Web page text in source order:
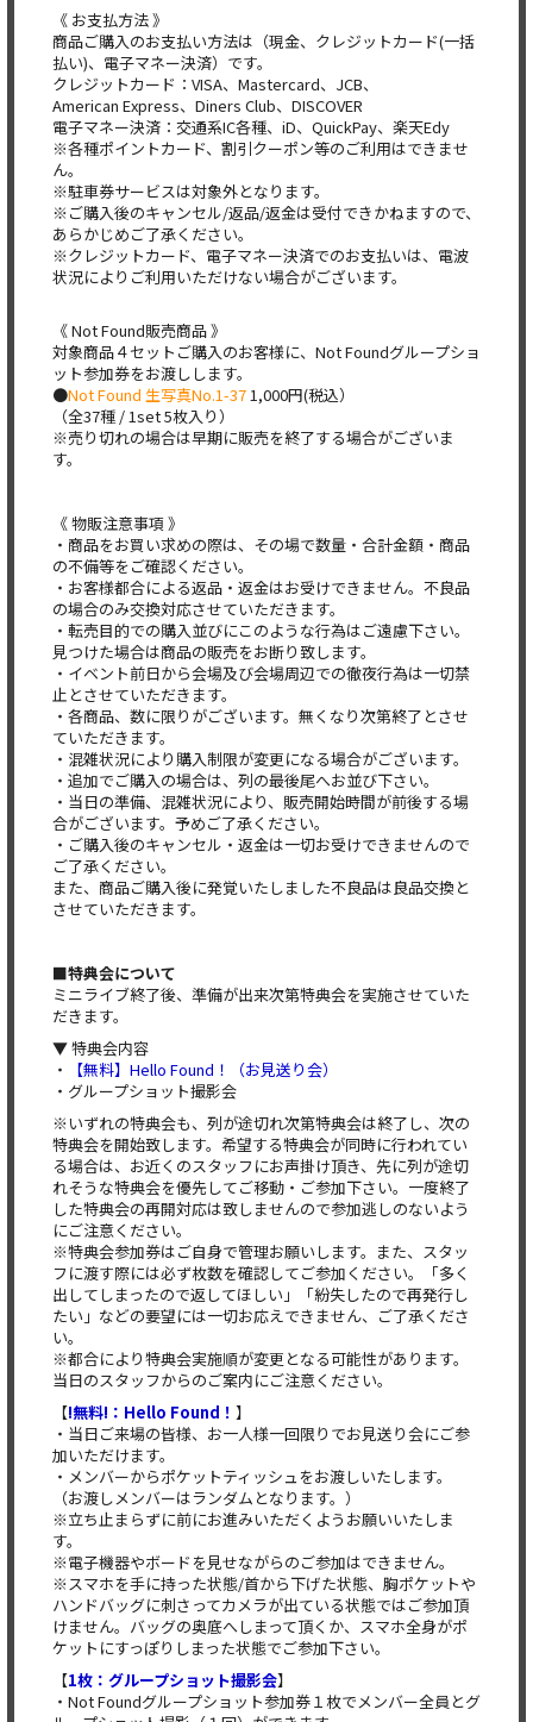
《 お支払方法 》
商品ご購入のお支払い方法は（現金、クレジットカード(一括
払い)、電子マネー決済）です。
クレジットカード：VISA、Mastercard、JCB、
American Express、Diners Club、DISCOVER
電子マネー決済：交通系IC各種、iD、QuickPay、楽天Edy
※各種ポイントカード、割引クーポン等のご利用はできませ
ん。
※駐車券サービスは対象外となります。
※ご購入後のキャンセル/返品/返金は受付できかねますので、
あらかじめご了承ください。
※クレジットカード、電子マネー決済でのお支払いは、電波
状況によりご利用いただけない場合がございます。
《 Not Found販売商品 》
対象商品４セットご購入のお客様に、Not Foundグループショ
ット参加券をお渡しします。
●Not Found 生写真No.1-371,000円(税込）
（全37種 / 1set 5枚入り）
※売り切れの場合は早期に販売を終了する場合がございま
す。
《 物販注意事項 》
・商品をお買い求めの際は、その場で数量・合計金額・商品
の不備等をご確認ください。
・お客様都合による返品・返金はお受けできません。不良品
の場合のみ交換対応させていただきます。
・転売目的での購入並びにこのような行為はご遠慮下さい。
見つけた場合は商品の販売をお断り致します。
・イベント前日から会場及び会場周辺での徹夜行為は一切禁
止とさせていただきます。
・各商品、数に限りがございます。無くなり次第終了とさせ
ていただきます。
・混雑状況により購入制限が変更になる場合がございます。
・追加でご購入の場合は、列の最後尾へお並び下さい。
・当日の準備、混雑状況により、販売開始時間が前後する場
合がございます。予めご了承ください。
・ご購入後のキャンセル・返金は一切お受けできませんので
ご了承ください。
また、商品ご購入後に発覚いたしました不良品は良品交換と
させていただきます。
■特典会について
ミニライブ終了後、準備が出来次第特典会を実施させていた
だきます。
▼ 特典会内容
・
【無料】Hello Found！（お見送り会）
・グループショット撮影会
※いずれの特典会も、列が途切れ次第特典会は終了し、次の
特典会を開始致します。希望する特典会が同時に行われてい
る場合は、お近くのスタッフにお声掛け頂き、先に列が途切
れそうな特典会を優先してご移動・ご参加下さい。一度終了
した特典会の再開対応は致しませんので参加逃しのないよう
にご注意ください。
※特典会参加券はご自身で管理お願いします。また、スタッ
フに渡す際には必ず枚数を確認してご参加ください。「多く
出してしまったので返してほしい」「紛失したので再発行し
たい」などの要望には一切お応えできません、ご了承くださ
い。
※都合により特典会実施順が変更となる可能性があります。
当日のスタッフからのご案内にご注意ください。
【!無料!：Hello Found！ 】
・当日ご来場の皆様、お一人様一回限りでお見送り会にご参
加いただけます。
・メンバーからポケットティッシュをお渡しいたします。
（お渡しメンバーはランダムとなります。）
※立ち止まらずに前にお進みいただくようお願いいたしま
す。
※電子機器やボードを見せながらのご参加はできません。
※スマホを手に持った状態/首から下げた状態、胸ポケットや
ハンドバッグに刺さってカメラが出ている状態ではご参加頂
けません。バッグの奥底へしまって頂くか、スマホ全身がポ
ケットにすっぽりしまった状態でご参加下さい。
【1枚：グループショット撮影会】
・Not Foundグループショット参加券１枚でメンバー全員とグ